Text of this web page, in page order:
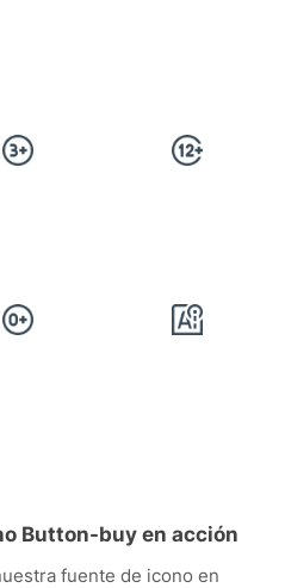
Button-buy en acción
fuente de icono en